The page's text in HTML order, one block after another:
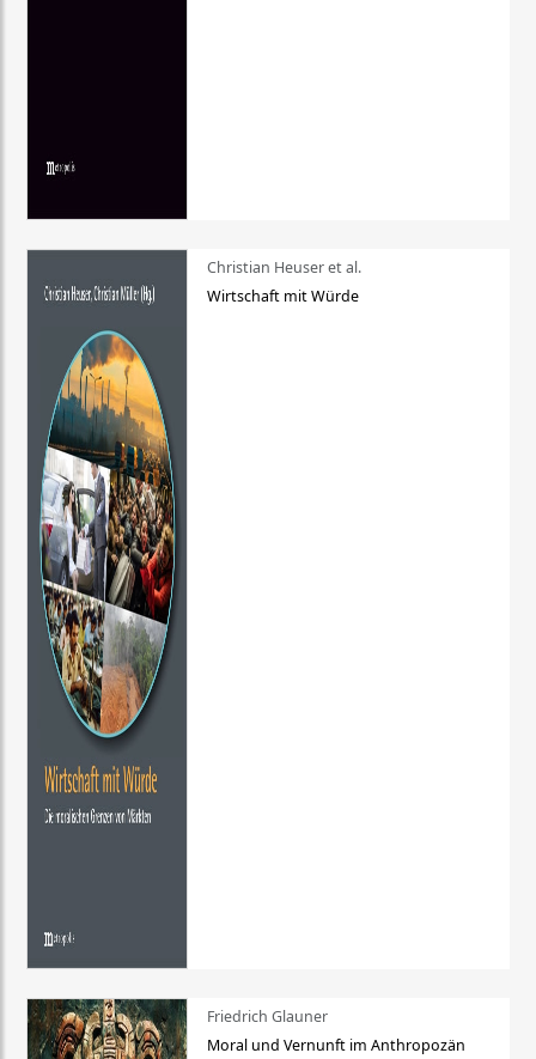
Christian Heuser et al.
Wirtschaft mit Würde
Friedrich Glauner
Moral und Vernunft im Anthropozän